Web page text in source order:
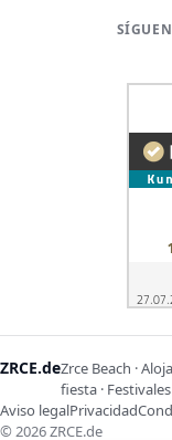
ZRCE.deZrce Beach ·
fiesta · Festivales
Aviso legalPrivacidad
© 2026ZRCE.de